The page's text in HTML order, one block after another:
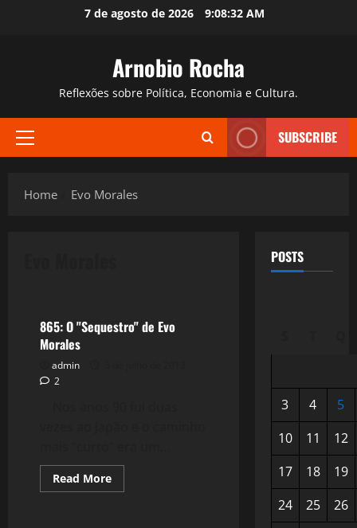
7 de agosto de 2026 9:08:33 AM
Arnobio Rocha
Reflexões sobre Política, Economia e Cultura.
Primary
SUBSCRIBE
Home Evo Morales
865: O "Sequestro" de Evo
Morales
admin
2
Read MoreRead
more
POSTS
3 4
5
10
11
12
17
18
19
24
25
26